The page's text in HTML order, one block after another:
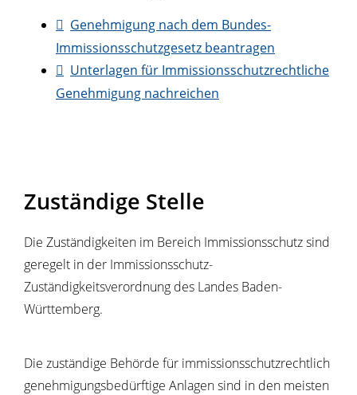
Genehmigung nach dem Bundes-
Immissionsschutzgesetz beantragen
Unterlagen für Immissionsschutzrechtliche
Genehmigung nachreichen
Zuständige Stelle
Die Zuständigkeiten im Bereich Immissionsschutz sind
geregelt in der Immissionsschutz-
Zuständigkeitsverordnung des Landes Baden-
Württemberg.
Die zuständige Behörde für immissionsschutzrechtlich
genehmigungsbedürftige Anlagen sind in den meisten